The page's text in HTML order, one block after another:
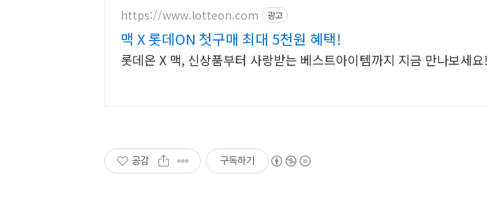
https://www.lotteon.com 광고
맥 X 롯데ON 첫구매 최대 5천원 혜택!
롯데온 X 맥, 신상품부터 사랑받는 베스트아이템까지 지금 만나보세요!
공감 구독하기